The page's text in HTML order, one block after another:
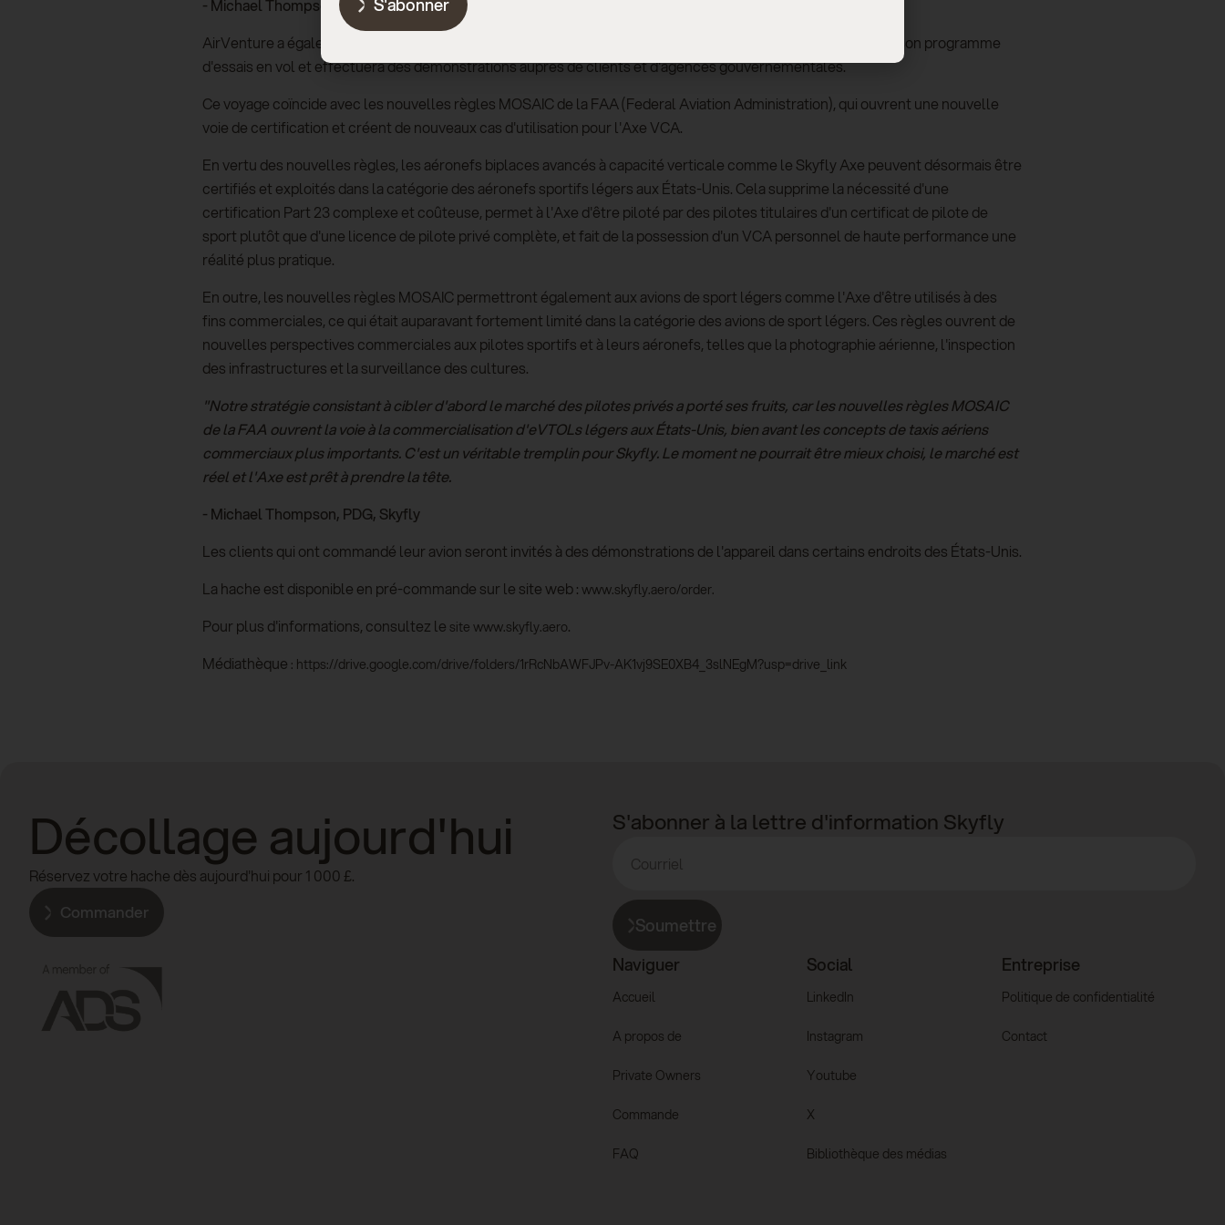
- Michael Thompson, PDG, Skyfly
AirVenture a également marqué le début du Road Trip américain de l'Axe, au cours duquel l'avion poursuivra son programme
d'essais en vol et effectuera des démonstrations auprès de clients et d'agences gouvernementales.
Ce voyage coïncide avec les nouvelles règles MOSAIC de la FAA (Federal Aviation Administration), qui ouvrent une nouvelle
voie de certification et créent de nouveaux cas d'utilisation pour l'Axe VCA.
En vertu des nouvelles règles, les aéronefs biplaces avancés à capacité verticale comme le Skyfly Axe peuvent désormais être
certifiés et exploités dans la catégorie des aéronefs sportifs légers aux États-Unis. Cela supprime la nécessité d'une
certification Part 23 complexe et coûteuse, permet à l'Axe d'être piloté par des pilotes titulaires d'un certificat de pilote de
sport plutôt que d'une licence de pilote privé complète, et fait de la possession d'un VCA personnel de haute performance une
réalité plus pratique.
En outre, les nouvelles règles MOSAIC permettront également aux avions de sport légers comme l'Axe d'être utilisés à des
fins commerciales, ce qui était auparavant fortement limité dans la catégorie des avions de sport légers. Ces règles ouvrent de
nouvelles perspectives commerciales aux pilotes sportifs et à leurs aéronefs, telles que la photographie aérienne, l'inspection
des infrastructures et la surveillance des cultures.
"Notre stratégie consistant à cibler d'abord le marché des pilotes privés a porté ses fruits, car les nouvelles règles MOSAIC
de la FAA ouvrent la voie à la commercialisation d'eVTOLs légers aux États-Unis, bien avant les concepts de taxis aériens
commerciaux plus importants. C'est un véritable tremplin pour Skyfly. Le moment ne pourrait être mieux choisi, le marché est
réel et l'Axe est prêt à prendre la tête.
- Michael Thompson, PDG, Skyfly
Les clients qui ont commandé leur avion seront invités à des démonstrations de l'appareil dans certains endroits des États-Unis.
La hache est disponible en pré-commande sur le site web : www.skyfly.aero/order.
Pour plus d'informations, consultez le site www.skyfly.aero.
Médiathèque : https://drive.google.com/drive/folders/1rRcNbAWFJPv-AK1vj9SE0XB4_3slNEgM?usp=drive_link
Décollage aujourd'hui
Réservez votre hache dès aujourd'hui pour 1 000 £.
Commander
S'abonner à la lettre d'information Skyfly
Soumettre
Naviguer
Accueil
A propos de
Private Owners
Commande
FAQ
Social
LinkedIn
Instagram
Youtube
X
Bibliothèque des médias
Entreprise
Politique de confidentialité
Contact